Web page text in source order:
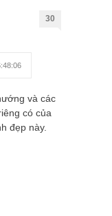
30
và các
có của
đẹp này.